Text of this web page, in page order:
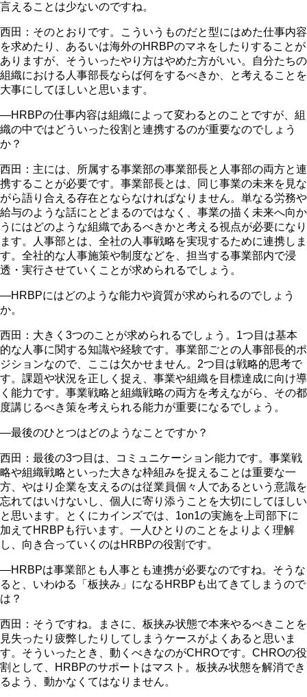
言えることは少ないのですね。
西田：そのとおりです。こういうものだと型にはめた仕事内容
を求めたり、あるいは海外のHRBPのマネをしたりすることが
ありますが、そういったやり方はやめた方がいい。自分たちの
組織における人事部長ならば何をするべきか、と考えることを
大事にしてほしいと思います。
―HRBPの仕事内容は組織によって変わるとのことですが、組
織の中ではどういった役割と連携するのが重要なのでしょう
か？
西田：主には、所属する事業部の事業部長と人事部の両方と連
携することが必要です。事業部長とは、同じ事業の未来を見な
がら語り合える存在とならなければなりません。単なる労務や
給与のような話にとどまるのではなく、事業の描く未来へ向か
うにはどのような組織であるべきかと考える視点が必要になり
ます。人事部とは、全社の人事戦略を実現するために連携しま
す。全社的な人事施策や制度などを、担当する事業部内で浸
透・実行させていくことが求められるでしょう。
―HRBPにはどのような能力や資質が求められるのでしょう
か。
西田：大きく3つのことが求められるでしょう。1つ目は基本
的な人事に関する知識や経験です。事業部ごとの人事部長的ポ
ジションなので、ここは欠かせません。2つ目は戦略的思考で
す。課題や状況を正しく捉え、事業や組織を目標達成に向け導
く能力です。事業戦略と組織戦略の両方を考えながら、その都
度講じるべき策を考えられる能力が重要になるでしょう。
―最後のひとつはどのようなことですか？
西田：最後の3つ目は、コミュニケーション能力です。事業戦
略や組織戦略といった大きな枠組みを捉えることは重要な一
方、やはり企業を支えるのは従業員個々人であるという意識を
忘れてはいけないし、個人に寄り添うことを大切にしてほしい
と思います。とくにカインズでは、1on1の実施を上司部下に
加えてHRBPも行います。一人ひとりのことをよりよく理解
し、向き合っていくのはHRBPの役割です。
―HRBPは事業部とも人事とも連携が必要なのですね。そうな
ると、いわゆる「板挟み」になるHRBPも出てきてしまうので
は？
西田：そうですね。まさに、板挟み状態で本来やるべきことを
見失ったり疲弊したりしてしまうケースがよくあると思いま
す。そういったとき、動くべきなのがCHROです。CHROの役
割として、HRBPのサポートはマスト。板挟み状態を解消でき
るよう、動かなくてはなりません。